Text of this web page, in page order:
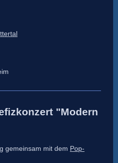
"Modern
gemeinsam mit dem Pop-